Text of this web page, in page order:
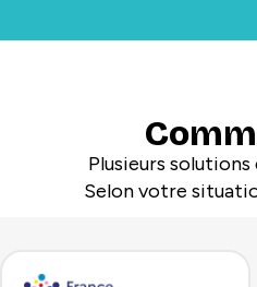
Plusieurs
Selon votre